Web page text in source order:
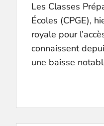
Les Classes
Écoles (CPGE),
royale pour
connaissent
une baisse